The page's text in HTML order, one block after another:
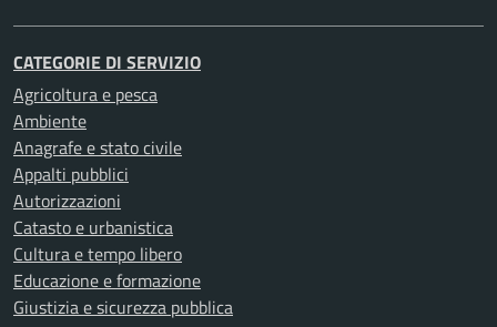
CATEGORIE DI SERVIZIO
Agricoltura e pesca
Ambiente
Anagrafe e stato civile
Appalti pubblici
Autorizzazioni
Catasto e urbanistica
Cultura e tempo libero
Educazione e formazione
Giustizia e sicurezza pubblica